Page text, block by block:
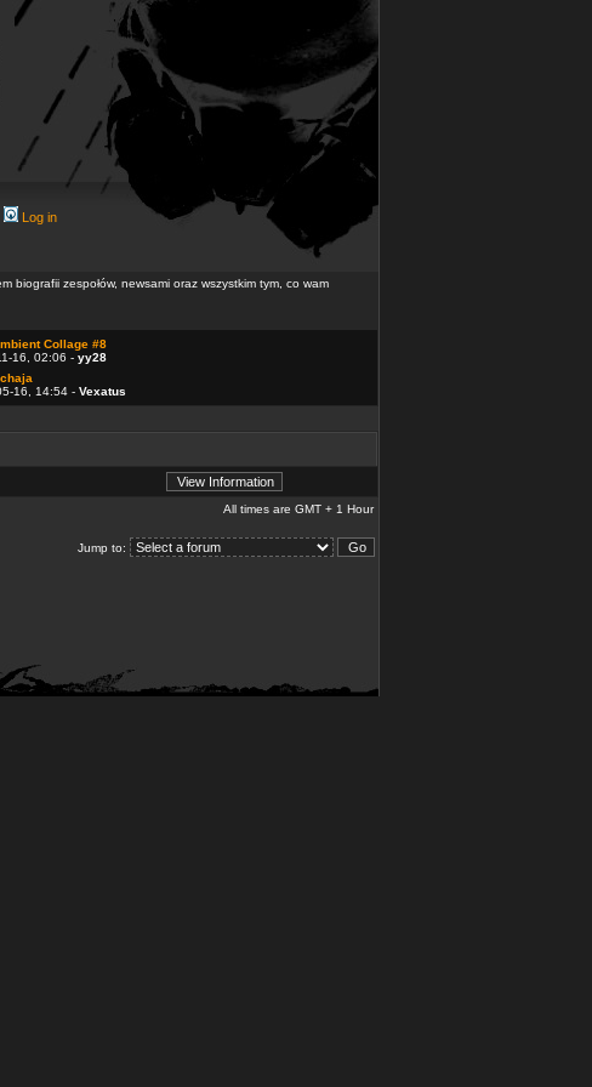
Log in
biografii zespołów, newsami oraz wszystkim tym, co wam
Collage #8
16, 02:06 - yy28
16, 14:54 - Vexatus
All times are GMT + 1 Hour
Jump to: